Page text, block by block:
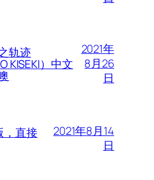
轨迹
KISEKI）中文
2021年
8月26
日
，直接
2021年8月14
日